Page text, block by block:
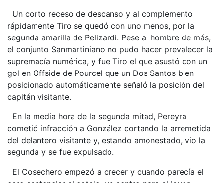
Un corto receso de descanso y al complemento
rápidamente Tiro se quedó con uno menos, por la
segunda amarilla de Pelizardi. Pese al hombre de más,
el conjunto Sanmartiniano no pudo hacer prevalecer la
supremacía numérica, y fue Tiro el que asustó con un
gol en Offside de Pourcel que un Dos Santos bien
posicionado automáticamente señaló la posición del
capitán visitante.
En la media hora de la segunda mitad, Pereyra
cometió infracción a González cortando la arremetida
del delantero visitante y, estando amonestado, vio la
segunda y se fue expulsado.
El Cosechero empezó a crecer y cuando parecía el